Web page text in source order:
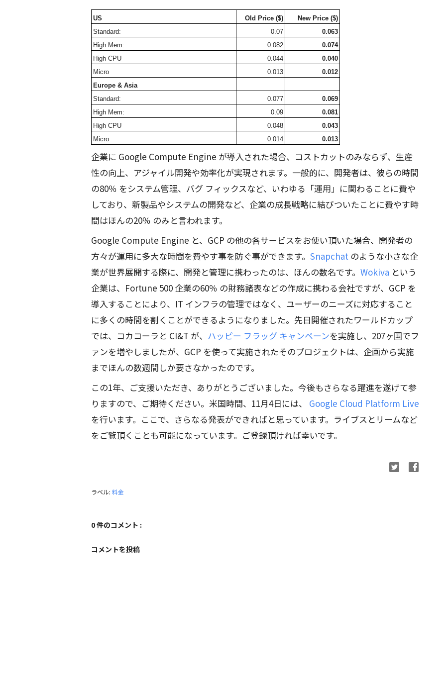
US Old Price ($)
New Price ($)
Standard:
0.07
0.063
High Mem:
0.082
0.074
High CPU
0.044
0.040
Micro
0.013
0.012
Europe & Asia
Standard:
0.077
0.069
High Mem:
0.09
0.081
High CPU
0.048
0.043
Micro
0.014 0.013
企業に Google Compute Engine が導入された場合、コストカットのみならず、生産
性の向上、アジャイル開発や効率化が実現されます。一般的に、開発者は、彼らの時間
の80％ をシステム管理、バグ フィックスなど、いわゆる「運用」に関わることに費や
しており、新製品やシステムの開発など、企業の成長戦略に結びついたことに費やす時
間はほんの20％ のみと言われます。
Google Compute Engine と、GCP の他の各サービスをお使い頂いた場合、開発者の
方々が運用に多大な時間を費やす事を防ぐ事ができます。 Snapchat のような小さな企
業が世界展開する際に、開発と管理に携わったのは、ほんの数名です。 Wokiva という
企業は、Fortune 500 企業の60％ の財務諸表などの作成に携わる会社ですが、GCP を
導入することにより、IT インフラの管理ではなく、ユーザーのニーズに対応すること
に多くの時間を割くことができるようになりました。先日開催されたワールドカップ
では、コカコーラと CI&T が、 ハッピー フラッグ キャンペーンを実施し、207ヶ国でフ
ァンを増やしましたが、GCP を使って実施されたそのプロジェクトは、企画から実施
までほんの数週間しか要さなかったのです。
この1年、ご支援いただき、ありがとうございました。今後もさらなる躍進を遂げて参
りますので、ご期待ください。米国時間、11月4日には、 Google Cloud Platform Live
を行います。ここで、さらなる発表ができればと思っています。ライブスとリームなど
をご覧頂くことも可能になっています。ご登録頂ければ幸いです。
ラベル: 料金
0 件のコメント :
コメントを投稿